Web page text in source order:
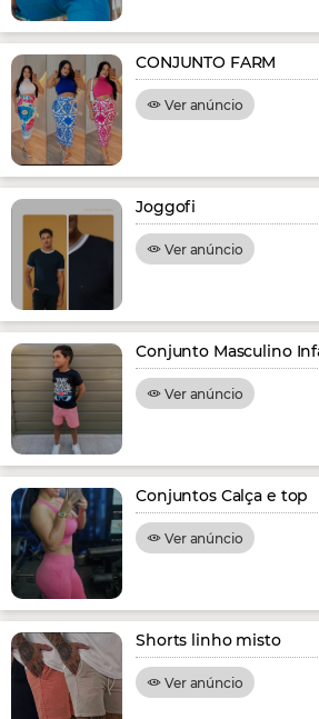
CONJUNTO FARM
Ver anúncio
Joggofi
Ver anúncio
Conjunto Masculino
Ver anúncio
Conjuntos Calça e top
Ver anúncio
Shorts linho misto
Ver anúncio